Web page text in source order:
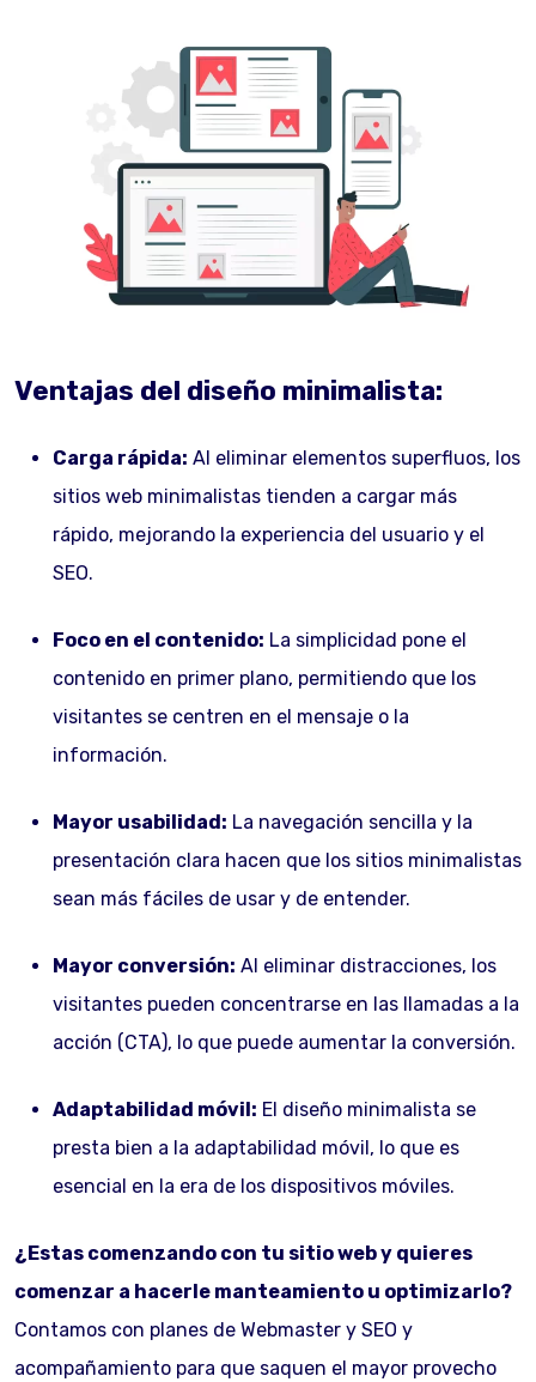
Ventajas del diseño minimalista:
Carga rápida: Al eliminar elementos superfluos, los
sitios web minimalistas tienden a cargar más
rápido, mejorando la experiencia del usuario y el
SEO.
Foco en el contenido: La simplicidad pone el
contenido en primer plano, permitiendo que los
visitantes se centren en el mensaje o la
información.
Mayor usabilidad: La navegación sencilla y la
presentación clara hacen que los sitios minimalistas
sean más fáciles de usar y de entender.
Mayor conversión: Al eliminar distracciones, los
visitantes pueden concentrarse en las llamadas a la
acción (CTA), lo que puede aumentar la conversión.
Adaptabilidad móvil: El diseño minimalista se
presta bien a la adaptabilidad móvil, lo que es
esencial en la era de los dispositivos móviles.
¿Estas comenzando con tu sitio web y quieres
comenzar a hacerle manteamiento u optimizarlo?
Contamos con planes de Webmaster y SEO y
acompañamiento para que saquen el mayor provecho